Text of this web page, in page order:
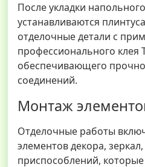
После укладки
устанавливаются
отделочные детали с
профессионального клея
обеспечивающего
соединений.
Монтаж
Отделочные работы
элементов декора,
приспособлений,